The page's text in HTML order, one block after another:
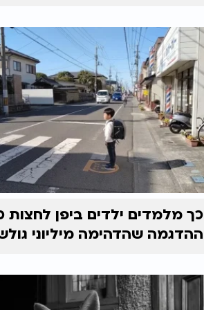
כך מלמדים ילדים ביפן לחצות
ההדגמה שהדהימה מיליוני